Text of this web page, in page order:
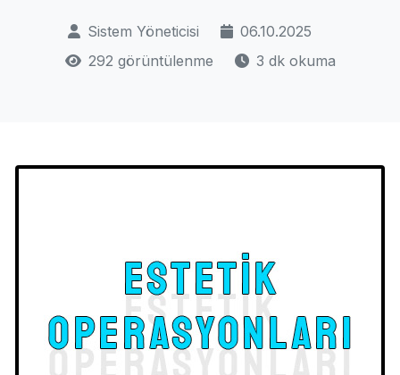
Sistem Yöneticisi
06.10.2025
292 görüntülenme
3 dk okuma